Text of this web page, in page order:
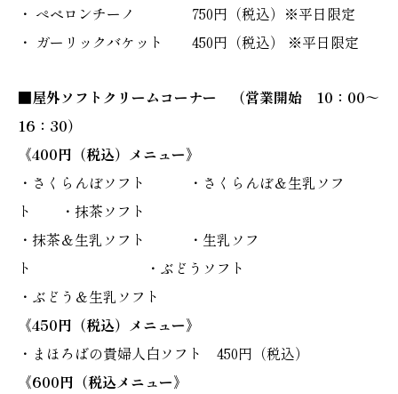
・ ぺペロンチーノ 750円（税込）※平日限定
・ ガーリックバケット 450円（税込） ※平日限定
■屋外ソフトクリームコーナー （営業開始 10：00～
16：30）
《400円（税込）メニュー》
・さくらんぼソフト ・さくらんぼ＆生乳ソフ
ト ・抹茶ソフト
・抹茶＆生乳ソフト ・生乳ソフ
ト ・ぶどうソフト
・ぶどう＆生乳ソフト
《450円（税込）メニュー》
・まほろばの貴婦人白ソフト 450円（税込）
《600円（税込メニュー》